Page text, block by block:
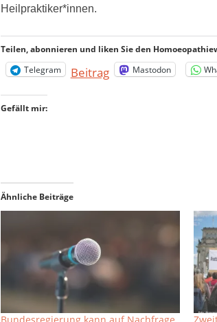
Heilpraktiker*innen.
Teilen, abonnieren und liken Sie den
Telegram
Beitrag Mastodon
Gefällt mir:
Ähnliche Beiträge